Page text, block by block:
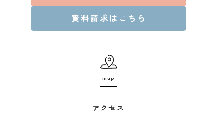
資料請求はこちら
map
アクセス